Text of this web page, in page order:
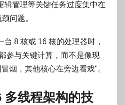
辑管理等关键任务过度集中在
问题。
8 核或 16 核的处理器时，
参与关键计算，而不是像现
烟，其他核心在旁边看戏"。
多线程架构的技